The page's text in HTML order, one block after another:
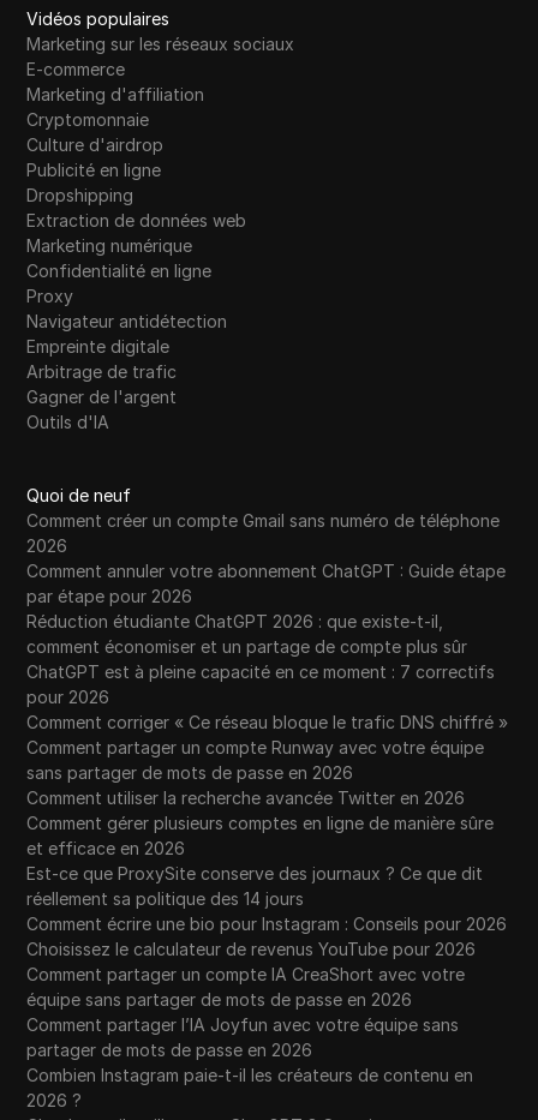
Vidéos populaires
Marketing sur les réseaux sociaux
E-commerce
Marketing d'affiliation
Cryptomonnaie
Culture d'airdrop
Publicité en ligne
Dropshipping
Extraction de données web
Marketing numérique
Confidentialité en ligne
Proxy
Navigateur antidétection
Empreinte digitale
Arbitrage de trafic
Gagner de l'argent
Outils d'IA
Quoi de neuf
Comment créer un compte Gmail sans numéro de téléphone
2026
Comment annuler votre abonnement ChatGPT : Guide étape
par étape pour 2026
Réduction étudiante ChatGPT 2026 : que existe-t-il,
comment économiser et un partage de compte plus sûr
ChatGPT est à pleine capacité en ce moment : 7 correctifs
pour 2026
Comment corriger « Ce réseau bloque le trafic DNS chiffré »
Comment partager un compte Runway avec votre équipe
sans partager de mots de passe en 2026
Comment utiliser la recherche avancée Twitter en 2026
Comment gérer plusieurs comptes en ligne de manière sûre
et efficace en 2026
Est-ce que ProxySite conserve des journaux ? Ce que dit
réellement sa politique des 14 jours
Comment écrire une bio pour Instagram : Conseils pour 2026
Choisissez le calculateur de revenus YouTube pour 2026
Comment partager un compte IA CreaShort avec votre
équipe sans partager de mots de passe en 2026
Comment partager l’IA Joyfun avec votre équipe sans
partager de mots de passe en 2026
Combien Instagram paie-t-il les créateurs de contenu en
2026 ?